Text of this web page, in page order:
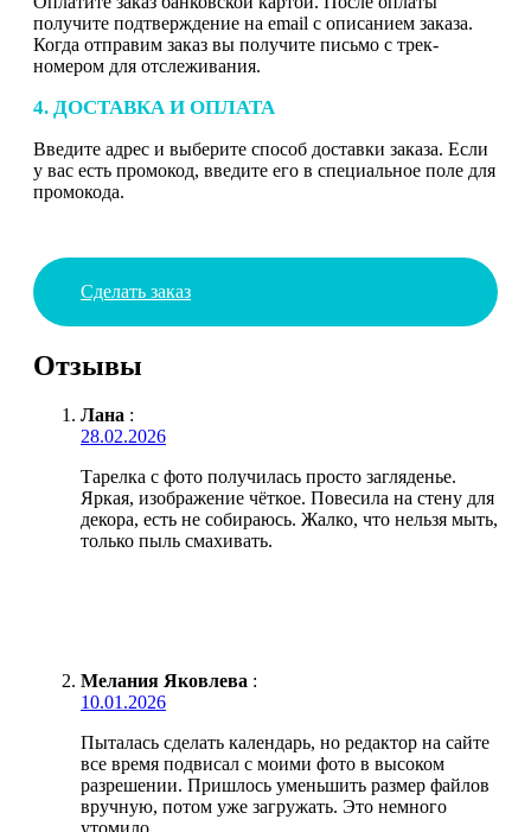
получите подтверждение на email с описанием заказа.
Когда отправим заказ вы получите письмо с трек-
номером для отслеживания.
4. ДОСТАВКА И ОПЛАТА
Введите адрес и выберите способ доставки заказа. Если
у вас есть промокод, введите его в специальное поле для
промокода.
Сделать заказ
Отзывы
Лана :
28.02.2026
Тарелка с фото получилась просто загляденье.
Яркая, изображение чёткое. Повесила на стену для
декора, есть не собираюсь. Жалко, что нельзя мыть,
только пыль смахивать.
Мелания Яковлева :
10.01.2026
Пыталась сделать календарь, но редактор на сайте
все время подвисал с моими фото в высоком
разрешении. Пришлось уменьшить размер файлов
вручную, потом уже загружать. Это немного